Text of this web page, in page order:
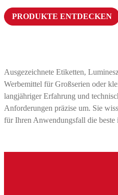
PRODUKTE ENTDECKEN
Ausgezeichnete Etiketten,
Werbemittel für Großserien oder
langjähriger Erfahrung und
Anforderungen präzise um. Sie
für Ihren Anwendungsfall die beste